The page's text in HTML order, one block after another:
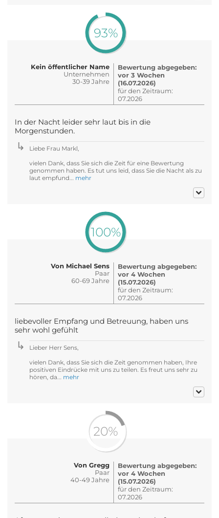
93%
Kein öffentlicher Name
Unternehmen
30-39 Jahre
Bewertung abgegeben:
vor 3 Wochen
(16.07.2026)
für den Zeitraum:
07.2026
In der Nacht leider sehr laut bis in die
Morgenstunden.
Liebe Frau Markl,
vielen Dank, dass Sie sich die Zeit für eine Bewertung
genommen haben. Es tut uns leid, dass Sie die Nacht als zu
laut empfund... mehr
100%
Von Michael Sens
Paar
60-69 Jahre
Bewertung abgegeben:
vor 4 Wochen
(15.07.2026)
für den Zeitraum:
07.2026
liebevoller Empfang und Betreuung, haben uns
sehr wohl gefühlt
Lieber Herr Sens,
vielen Dank, dass Sie sich die Zeit genommen haben, Ihre
positiven Eindrücke mit uns zu teilen. Es freut uns sehr zu
hören, da... mehr
20%
Von Gregg
Paar
40-49 Jahre
Bewertung abgegeben:
vor 4 Wochen
(15.07.2026)
für den Zeitraum:
07.2026